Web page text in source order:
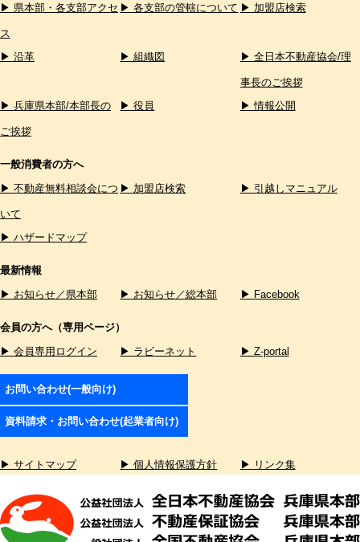
▶ 県本部・各支部アクセ
ス
▶ 各支部の管轄について ▶ 加盟店検索
▶ 沿革 ▶ 組織図 ▶ 全日本不動産協会/理
事長のご挨拶
▶ 兵庫県本部/本部長の
ご挨拶
▶ 役員 ▶ 情報公開
一般消費者の方へ
▶ 不動産無料相談会につ
いて
▶ 加盟店検索 ▶ 引越しマニュアル
▶ ハザードマップ
最新情報
▶ お知らせ／県本部
▶ お知らせ／総本部 ▶ Facebook
会員の方へ（専用ページ）
▶ 会員専用ログイン
▶ ラビーネット ▶ Z-portal
お問い合わせ(一般向け)
資料請求・お問い合わせ(起業者向け)
▶ サイトマップ ▶ 個人情報保護方針 ▶ リンク集